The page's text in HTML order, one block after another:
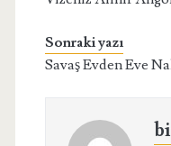
Sonraki yazı
Savaş Evden Eve